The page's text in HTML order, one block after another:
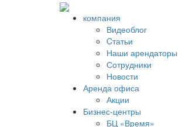
компания
Видеоблог
Cтатьи
Наши арендаторы
Сотрудники
Новости
Аренда офиса
Акции
Бизнес-центры
БЦ «Время»